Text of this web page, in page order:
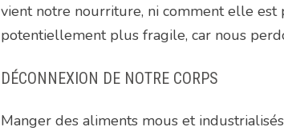
vient notre nourriture, ni comment elle est
potentiellement plus fragile, car nous
DÉCONNEXION DE NOTRE CORPS
Manger des aliments mous et